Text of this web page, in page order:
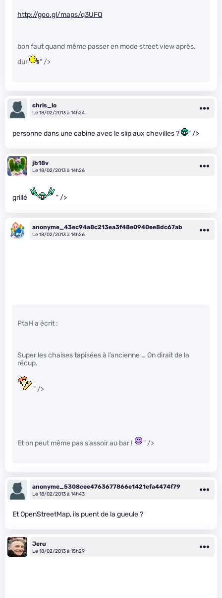
http://goo.gl/maps/q3UFQ
bon faut quand même passer en mode street view après,
dur
" />
chris_lo
Le 18/02/2013 à 14h24
personne dans une cabine avec le slip aux chevilles ? " />
jb18v
Le 18/02/2013 à 14h26
grillé " />
anonyme_43ec94a8c213ea3f48e0940ee8dc67ab
Le 18/02/2013 à 14h26
PtaH a écrit :
Super les chaises tapisées à l’ancienne … On dirait de la
récup.
" />
Et on peut même pas s’assoir au bar ! " />
anonyme_5308cee4763677866e1421efa4474f79
Le 18/02/2013 à 14h43
Et OpenStreetMap, ils puent de la gueule ?
Jeru
Le 18/02/2013 à 15h29